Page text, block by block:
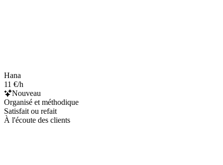
Hana
11 €/h
Nouveau
Organisé et méthodique
Satisfait ou refait
À l'écoute des clients